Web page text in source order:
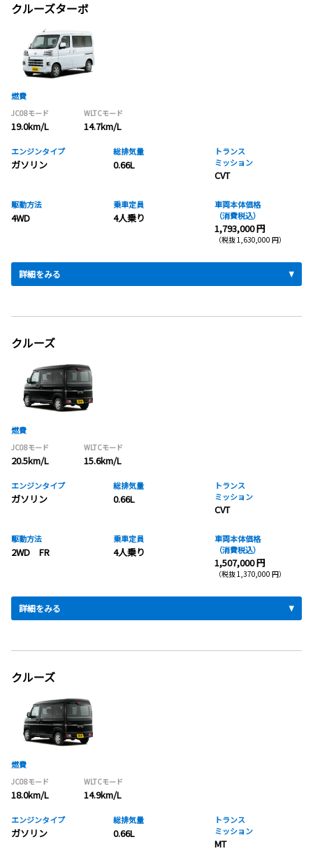
クルーズターボ
燃費
JC08モード
19.0km/L
WLTCモード
14.7km/L
エンジンタイプ
ガソリン
総排気量
0.66L
トランス
ミッション
CVT
駆動方法
4WD
乗車定員
4人乗り
車両本体価格
（消費税込）
1,793,000 円
（税抜 1,630,000 円）
詳細をみる
クルーズ
燃費
JC08モード
20.5km/L
WLTCモード
15.6km/L
エンジンタイプ
ガソリン
総排気量
0.66L
トランス
ミッション
CVT
駆動方法
2WD FR
乗車定員
4人乗り
車両本体価格
（消費税込）
1,507,000 円
（税抜 1,370,000 円）
詳細をみる
クルーズ
燃費
JC08モード
18.0km/L
WLTCモード
14.9km/L
エンジンタイプ
ガソリン
総排気量
0.66L
トランス
ミッション
MT